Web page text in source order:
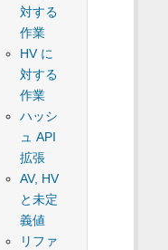
対する
作業
HV に
対する
作業
ハッシ
ュ API
拡張
AV, HV
と未定
義値
リファ